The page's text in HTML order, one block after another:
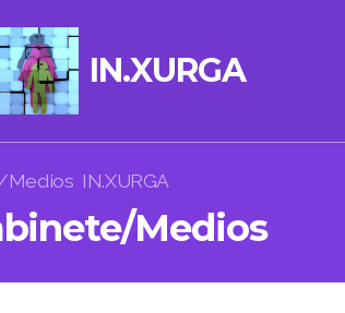
IN.XURGA
IN.XURGA
Medios